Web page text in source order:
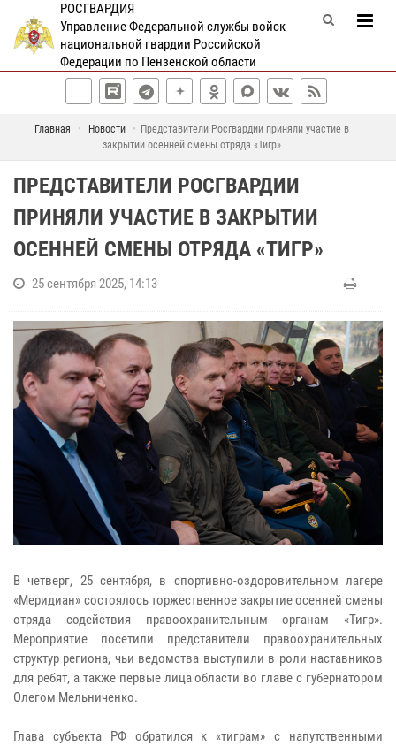
РОСГВАРДИЯ
Управление Федеральной службы войск
национальной гвардии Российской
Федерации по Пензенской области
Главная Новости
Представители Росгвардии приняли участие в
закрытии осенней смены отряда «Тигр»
ПРЕДСТАВИТЕЛИ РОСГВАРДИИ
ПРИНЯЛИ УЧАСТИЕ В ЗАКРЫТИИ
ОСЕННЕЙ СМЕНЫ ОТРЯДА «ТИГР»
25 сентября 2025, 14:13
В четверг, 25 сентября, в спортивно-оздоровительном лагере
«Меридиан» состоялось торжественное закрытие осенней смены
отряда содействия правоохранительным органам «Тигр».
Мероприятие посетили представители правоохранительных
структур региона, чьи ведомства выступили в роли наставников
для ребят, а также первые лица области во главе с губернатором
Олегом Мельниченко.
Глава субъекта РФ обратился к «тиграм» с напутственными